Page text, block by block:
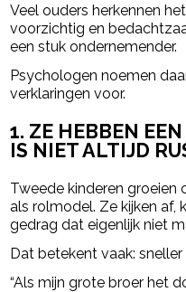
Veel ouders herkennen
voorzichtig en
een stuk ondernemender.
Psychologen noemen
verklaringen voor.
1. ZE HEBBEN
IS NIET ALTIJD
Tweede kinderen groeien
als rolmodel. Ze kijken
gedrag dat eigenlijk niet
Dat betekent vaak:
“Als mijn grote broer het